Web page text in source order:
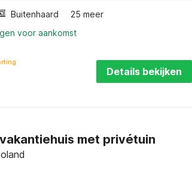
Buitenhaard
25 meer
voor aankomst
Details bekijken
met privétuin